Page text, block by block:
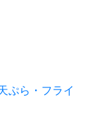
ぷら・フライ